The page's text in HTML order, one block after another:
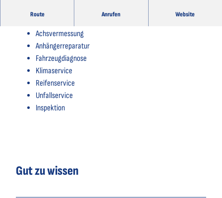
Route Anrufen Website
Service der Werkstatt:
Achsvermessung
Anhängerreparatur
Fahrzeugdiagnose
Klimaservice
Reifenservice
Unfallservice
Inspektion
Gut zu wissen